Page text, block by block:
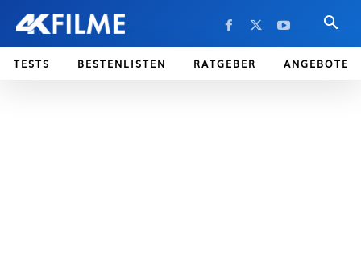
TESTS BESTENLISTEN RATGEBER ANGEBOTE